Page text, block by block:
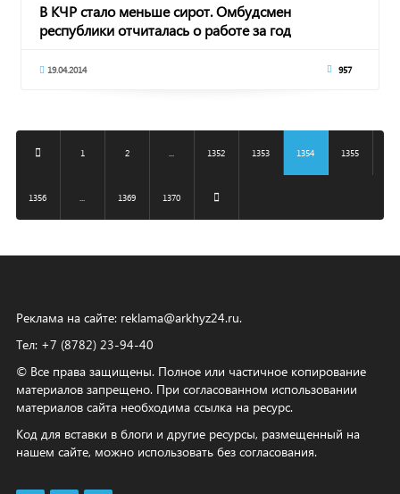
В КЧР стало меньше сирот. Омбудсмен
республики отчиталась о работе за год
19.04.2014 957
1 2 1352 1353 1354 1355
1356 1369 1370
Реклама на сайте: reklama@arkhyz24.ru.
Тел: +7 (8782) 23‑94‑40
© Все права защищены. Полное или частичное копирование
материалов запрещено. При согласованном использовании
материалов сайта необходима ссылка на ресурс.
Код для вставки в блоги и другие ресурсы, размещенный на
нашем сайте, можно использовать без согласования.